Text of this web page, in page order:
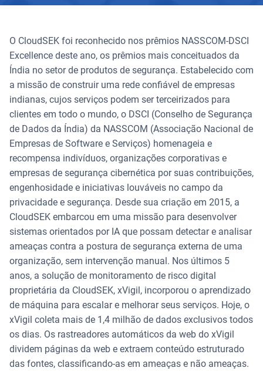
O CloudSEK foi reconhecido nos prêmios NASSCOM-DSCI
Excellence deste ano, os prêmios mais conceituados da
Índia no setor de produtos de segurança. Estabelecido com
a missão de construir uma rede confiável de empresas
indianas, cujos serviços podem ser terceirizados para
clientes em todo o mundo, o DSCI (Conselho de Segurança
de Dados da Índia) da NASSCOM (Associação Nacional de
Empresas de Software e Serviços) homenageia e
recompensa indivíduos, organizações corporativas e
empresas de segurança cibernética por suas contribuições,
engenhosidade e iniciativas louváveis no campo da
privacidade e segurança. Desde sua criação em 2015, a
CloudSEK embarcou em uma missão para desenvolver
sistemas orientados por IA que possam detectar e analisar
ameaças contra a postura de segurança externa de uma
organização, sem intervenção manual. Nos últimos 5
anos, a solução de monitoramento de risco digital
proprietária da CloudSEK, xVigil, incorporou o aprendizado
de máquina para escalar e melhorar seus serviços. Hoje, o
xVigil coleta mais de 1,4 milhão de dados exclusivos todos
os dias. Os rastreadores automáticos da web do xVigil
dividem páginas da web e extraem conteúdo estruturado
das fontes, classificando-as em ameaças e não ameaças.